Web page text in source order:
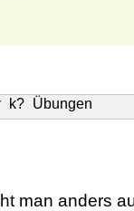
Übungen
man anders